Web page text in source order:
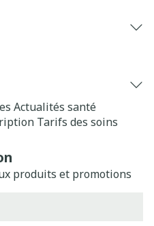
Actualités santé
Tarifs des soins
produits et promotions